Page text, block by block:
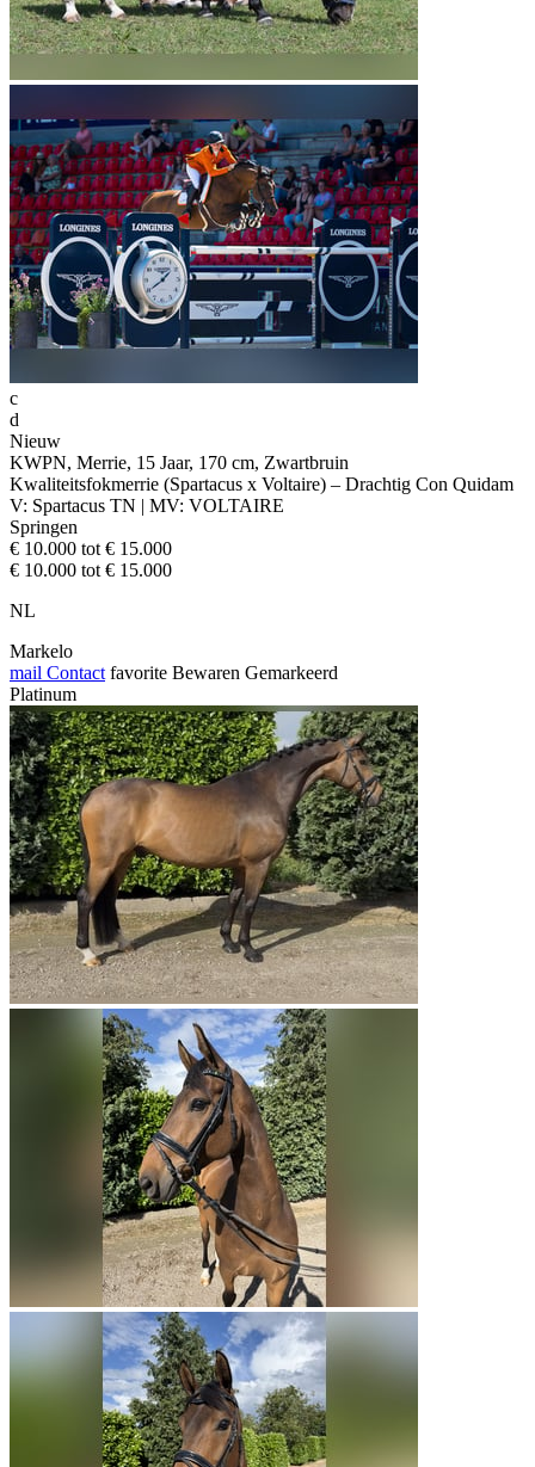
c
d
Nieuw
KWPN, Merrie, 15 Jaar, 170 cm, Zwartbruin
Kwaliteitsfokmerrie (Spartacus x Voltaire) – Drachtig Con Quidam
V: Spartacus TN | MV: VOLTAIRE
Springen
€ 10.000 tot € 15.000
€ 10.000 tot € 15.000
NL
Markelo
mail Contact favorite Bewaren Gemarkeerd
Platinum